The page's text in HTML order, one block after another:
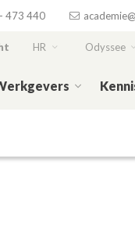
473 440
HR Odyssee